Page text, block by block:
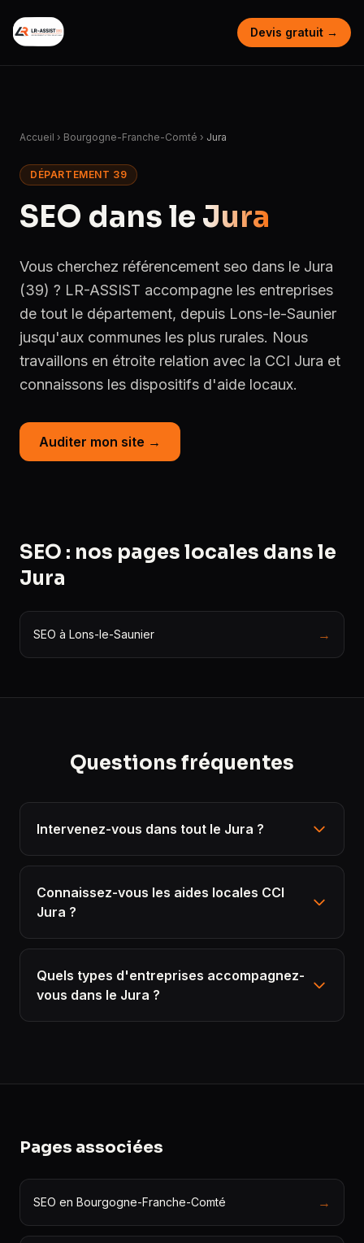
Devis gratuit →
Accueil › Bourgogne-Franche-Comté › Jura
DÉPARTEMENT 39
SEO dans le Jura
Vous cherchez référencement seo dans le Jura
(39) ? LR-ASSIST accompagne les entreprises
de tout le département, depuis Lons-le-Saunier
jusqu'aux communes les plus rurales. Nous
travaillons en étroite relation avec la CCI Jura et
connaissons les dispositifs d'aide locaux.
Auditer mon site →
SEO : nos pages locales dans le
Jura
SEO à Lons-le-Saunier →
Questions fréquentes
Intervenez-vous dans tout le Jura ?
Connaissez-vous les aides locales CCI
Jura ?
Quels types d'entreprises accompagnez-
vous dans le Jura ?
Pages associées
SEO en Bourgogne-Franche-Comté →